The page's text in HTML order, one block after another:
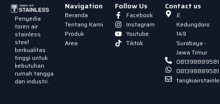
Penyedia
toren air
stainless
steel
berkualitas
tinggi untuk
kebutuhan
rumah tangga
dan industri.
Navigation
Beranda
Tentang Kami
Produk
Area
Follow Us
Facebook
Instagram
Youtube
Tiktok
Contact us
Jl.
Kedungdoro
149
Surabaya -
Jawa Timur
081398889581
081398889581